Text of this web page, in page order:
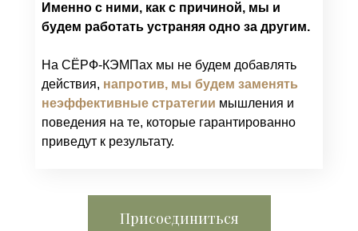
Именно с ними, как с причиной, мы и
будем работать устраняя одно за другим.
На СЁРФ-КЭМПах мы не будем добавлять
действия, напротив, мы будем заменять
неэффективные стратегии мышления и
поведения на те, которые гарантированно
приведут к результату.
Присоединиться